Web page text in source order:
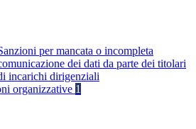
per mancata o incompleta
dei dati da parte dei titolari
incarichi dirigenziali
organizzative 1